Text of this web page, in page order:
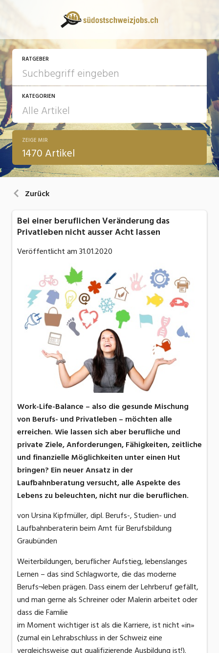
RATGEBER
KATEGORIEN
13 Fragen - 13 Antworten
Arbeit
ZEIGE MIR
1470 Artikel
Zurück
Bei einer beruflichen Veränderung das
Privatleben nicht ausser Acht lassen
Veröffentlicht am31.01.2020
Work-Life-Balance – also die gesunde Mischung
von Berufs- und Privatleben – möchten alle
erreichen. Wie lassen sich aber berufliche und
private Ziele, Anforderungen, Fähigkeiten, zeitliche
und finanzielle Möglichkeiten unter einen Hut
bringen? Ein neuer Ansatz in der
Laufbahnberatung versucht, alle Aspekte des
Lebens zu beleuchten, nicht nur die beruflichen.
von Ursina Kipfmüller, dipl. Berufs-, Studien- und
Laufbahnberaterin beim Amt für Berufsbildung
Graubünden
Weiterbildungen, beruflicher Aufstieg, lebenslanges
Lernen – das sind Schlagworte, die das moderne
Berufs¬leben prägen. Dass einem der Lehrberuf gefällt,
und man gerne als Schreiner oder Malerin arbeitet oder
dass die Familie
im Moment wichtiger ist als die Karriere, ist nicht «in»
(zumal ein Lehrabschluss in der Schweiz eine